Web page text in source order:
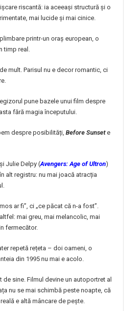
riscantă: ia aceeași structură și o
mai lucide și mai cinice.
printr-un oraș european, o
timp real.
mult. Parisul nu e decor romantic, ci
pune bazele unui film despre
fără magia începutului.
despre posibilități,Before Sunsete
Julie Delpy (Avengers: Age of Ultron)
alt registru: nu mai joacă atracția
ar fi”, ci „ce păcat că n-a fost”.
mai greu, mai melancolic, mai
fermecător.
repetă rețeta – doi oameni, o
din 1995 nu mai e acolo.
sine. Filmul devine un autoportret al
nu se mai schimbă peste noapte, că
e altă mâncare de pește.